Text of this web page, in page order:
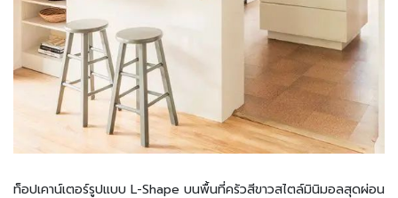
ท็อปเคาน์เตอร์รูปแบบ L-Shape บนพื้นที่ครัวสีขาวสไตล์มินิมอลสุดผ่อน